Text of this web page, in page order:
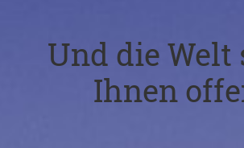
Und die Welt
Ihnen